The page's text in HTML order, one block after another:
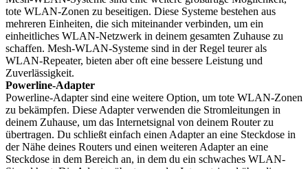
tote WLAN-Zonen zu beseitigen. Diese Systeme bestehen aus
mehreren Einheiten, die sich miteinander verbinden, um ein
einheitliches WLAN-Netzwerk in deinem gesamten Zuhause zu
schaffen. Mesh-WLAN-Systeme sind in der Regel teurer als
WLAN-Repeater, bieten aber oft eine bessere Leistung und
Zuverlässigkeit.
Powerline-Adapter
Powerline-Adapter sind eine weitere Option, um tote WLAN-Zonen
zu bekämpfen. Diese Adapter verwenden die Stromleitungen in
deinem Zuhause, um das Internetsignal von deinem Router zu
übertragen. Du schließt einfach einen Adapter an eine Steckdose in
der Nähe deines Routers und einen weiteren Adapter an eine
Steckdose in dem Bereich an, in dem du ein schwaches WLAN-